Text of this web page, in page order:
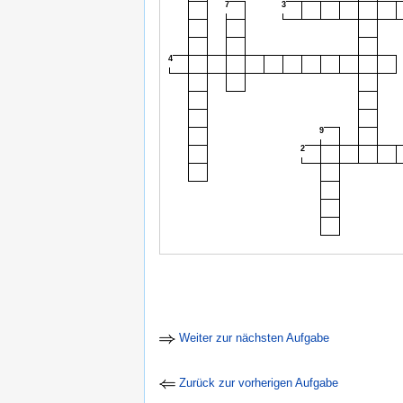
7 3
4
9
2
Weiter zur nächsten Aufgabe
Zurück zur vorherigen Aufgabe